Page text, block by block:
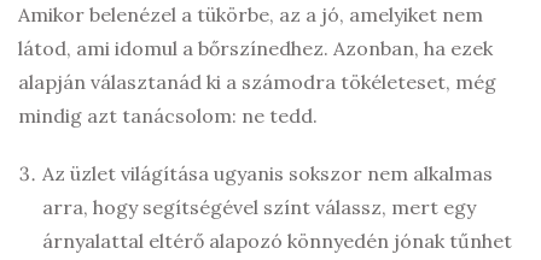
Amikor belenézel a tükörbe, az a jó, amelyiket nem
látod, ami idomul a bőrszínedhez. Azonban, ha ezek
alapján választanád ki a számodra tökéleteset, még
mindig azt tanácsolom: ne tedd.
Az üzlet világítása ugyanis sokszor nem alkalmas
arra, hogy segítségével színt válassz, mert egy
árnyalattal eltérő alapozó könnyedén jónak tűnhet